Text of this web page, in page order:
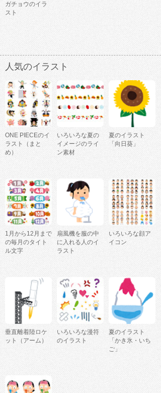
ガチョウのイラ
スト
人気のイラスト
ONE PIECEのイ
ラスト（まと
め）
いろいろな夏の
イメージのライ
ン素材
夏のイラスト
「向日葵」
1月から12月まで
の毎月のタイト
ル文字
扇風機を服の中
に入れる人のイ
ラスト
いろいろな顔ア
イコン
垂直離着陸ロケ
ット（アーム）
いろいろな漫符
のイラスト
夏のイラスト
「かき氷・いち
ご」